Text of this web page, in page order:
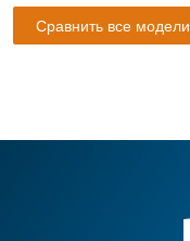
Сравнить все модели